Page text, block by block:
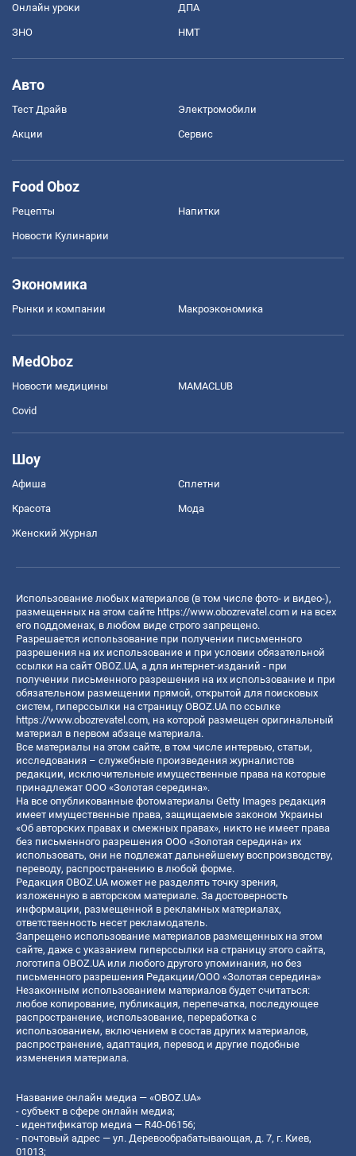
Онлайн уроки ДПА
ЗНО НМТ
Авто
Тест Драйв Электромобили
Акции Сервис
Food Oboz
Рецепты Напитки
Новости Кулинарии
Экономика
Рынки и компании Mакроэкономика
MedOboz
Новости медицины MAMACLUB
Covid
Шоу
Афиша Сплетни
Красота Мода
Женский Журнал
Использование любых материалов (в том числе фото- и видео-),
размещенных на этом сайте https://www.obozrevatel.com и на всех
его поддоменах, в любом виде строго запрещено.
Разрешается использование при получении письменного
разрешения на их использование и при условии обязательной
ссылки на сайт OBOZ.UA, а для интернет-изданий - при
получении письменного разрешения на их использование и при
обязательном размещении прямой, открытой для поисковых
систем, гиперссылки на страницу OBOZ.UA по ссылке
https://www.obozrevatel.com, на которой размещен оригинальный
материал в первом абзаце материала.
Все материалы на этом сайте, в том числе интервью, статьи,
исследования – служебные произведения журналистов
редакции, исключительные имущественные права на которые
принадлежат ООО «Золотая середина».
На все опубликованные фотоматериалы Getty Images редакция
имеет имущественные права, защищаемые законом Украины
«Об авторских правах и смежных правах», никто не имеет права
без письменного разрешения ООО «Золотая середина» их
использовать, они не подлежат дальнейшему воспроизводству,
переводу, распространению в любой форме.
Редакция OBOZ.UA может не разделять точку зрения,
изложенную в авторском материале. За достоверность
информации, размещенной в рекламных материалах,
ответственность несет рекламодатель.
Запрещено использование материалов размещенных на этом
сайте, даже с указанием гиперссылки на страницу этого сайта,
логотипа OBOZ.UA или любого другого упоминания, но без
письменного разрешения Редакции/ООО «Золотая середина»
Незаконным использованием материалов будет считаться:
любое копирование, публикация, перепечатка, последующее
распространение, использование, переработка с
использованием, включением в состав других материалов,
распространение, адаптация, перевод и другие подобные
изменения материала.
Название онлайн медиа — «OBOZ.UA»
- субъект в сфере онлайн медиа;
- идентификатор медиа — R40-06156;
- почтовый адрес — ул. Деревообрабатывающая, д. 7, г. Киев,
01013;